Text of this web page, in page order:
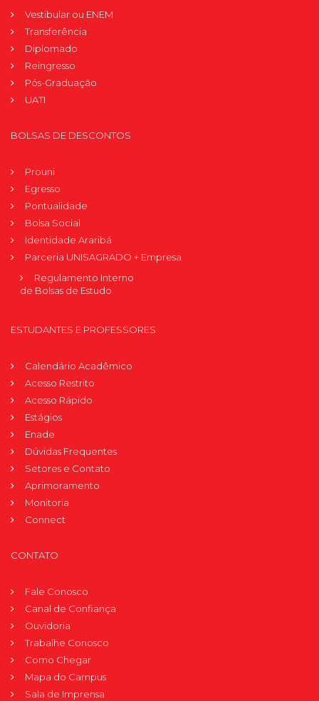
Vestibular ou ENEM
Transferência
Diplomado
Reingresso
Pós-Graduação
UATI
BOLSAS DE DESCONTOS
Prouni
Egresso
Pontualidade
Bolsa Social
Identidade Araribá
Parceria UNISAGRADO + Empresa
Regulamento Interno
de Bolsas de Estudo
ESTUDANTES E PROFESSORES
Calendário Acadêmico
Acesso Restrito
Acesso Rápido
Estágios
Enade
Dúvidas Frequentes
Setores e Contato
Aprimoramento
Monitoria
Connect
CONTATO
Fale Conosco
Canal de Confiança
Ouvidoria
Trabalhe Conosco
Como Chegar
Mapa do Campus
Sala de Imprensa